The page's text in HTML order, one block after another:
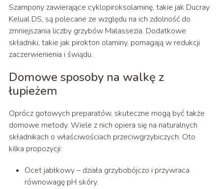
Szampony zawierające cyklopiroksolaminę, takie jak Ducray
Kelual DS, są polecane ze względu na ich zdolność do
zmniejszania liczby grzybów Malassezia. Dodatkowe
składniki, takie jak pirokton olaminy, pomagają w redukcji
zaczerwienienia i świądu.
Domowe sposoby na walkę z
łupieżem
Oprócz gotowych preparatów, skuteczne mogą być także
domowe metody. Wiele z nich opiera się na naturalnych
składnikach o właściwościach przeciwgrzybiczych. Oto
kilka propozycji:
Ocet jabłkowy – działa grzybobójczo i przywraca
równowagę pH skóry.